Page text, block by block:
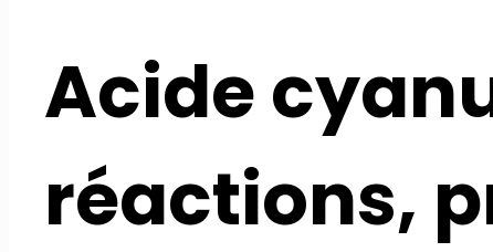
Acide
réactions,